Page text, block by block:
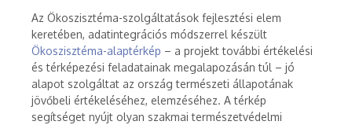
Az Ökoszisztéma-szolgáltatások fejlesztési elem
keretében, adatintegrációs módszerrel készült
Ökoszisztéma-alaptérkép – a projekt további értékelési
és térképezési feladatainak megalapozásán túl – jó
alapot szolgáltat az ország természeti állapotának
jövőbeli értékeléséhez, elemzéséhez. A térkép
segítséget nyújt olyan szakmai természetvédelmi